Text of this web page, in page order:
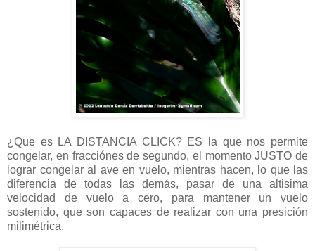
¿Que es LA DISTANCIA CLICK? ES la que nos permite
congelar, en fracciónes de segundo, el momento JUSTO de
lograr congelar al ave en vuelo, mientras hacen, lo que las
diferencia de todas las demás, pasar de una altisima
velocidad de vuelo a cero, para mantener un vuelo
sostenido, que son capaces de realizar con una presición
milimétrica.